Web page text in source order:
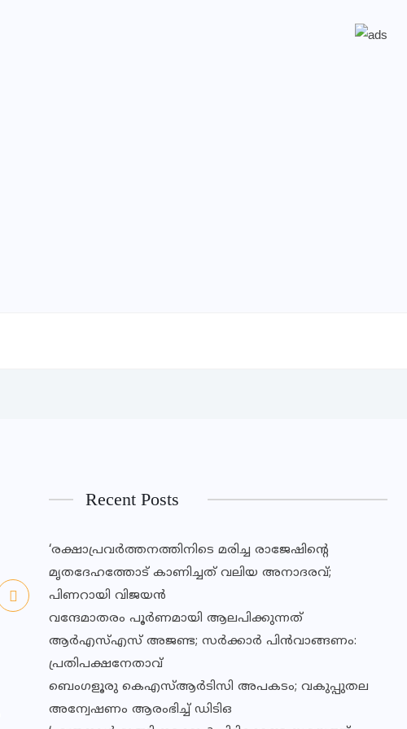
Recent Posts
‘രക്ഷാപ്രവര്‍ത്തനത്തിനിടെ മരിച്ച രാജേഷിന്റെ
മൃതദേഹത്തോട് കാണിച്ചത് വലിയ അനാദരവ്;
പിണറായി വിജയന്‍
വന്ദേമാതരം പൂർണമായി ആലപിക്കുന്നത്
ആർഎസ്എസ് അജണ്ട; സർക്കാർ പിൻവാങ്ങണം:
പ്രതിപക്ഷനേതാവ്
ബെംഗളൂരു കെഎസ്ആർടിസി അപകടം; വകുപ്പുതല
അന്വേഷണം ആരംഭിച്ച് ഡിടിഒ